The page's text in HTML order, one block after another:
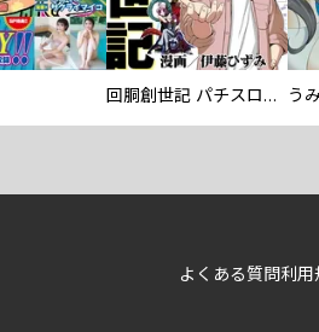
回胴創世記 パチスロを創った男達 う
よくある質問利用